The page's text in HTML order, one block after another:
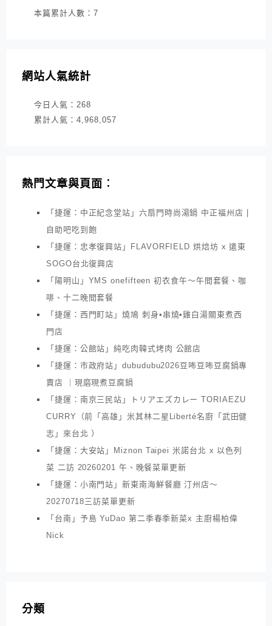
本篇累計人數： 7
網站人氣統計
今日人氣： 268
累計人氣： 4,968,057
熱門文章與頁面︰
「捷運：中正紀念堂站」六扇門時尚湯鍋 中正福州店 |
自助吧吃到飽
「捷運：忠孝復興站」FLAVORFIELD 烘焙坊 x 遠東
SOGO台北復興店
「陽明山」YMS onefifteen 初衣食午～午間套餐、咖
啡、十二晚間套餐
「捷運：西門町站」燒鳩 刺身•串燒•雞白湯關東煮西
門店
「捷運：公館站」純吃肉韓式烤肉 公館店
「捷運：市政府站」dubudubu2026豆咘豆咘豆腐鍋專
賣店 ｜現磨現煮豆腐鍋
「捷運：南京三民站」トリアエズカレー TORIAEZU
CURRY（前「高雄」米其林二星Liberté名廚「武田健
志」來台北 ）
「捷運：大安站」Miznon Taipei 米諾台北 x 以色列
菜 二訪 20260201 午、晚餐菜單更新
「捷運：小南門站」新東南海鮮餐廳 汀州店～
20270718三訪菜單更新
「台南」予島 YuDao 第二季春季新菜x 主廚楊柏偉
Nick
分類